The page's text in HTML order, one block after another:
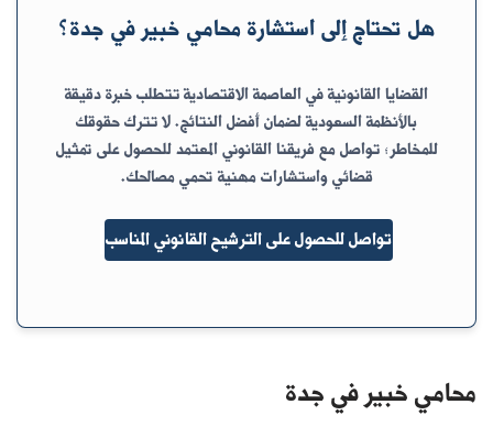
هل تحتاج إلى استشارة محامي خبير في جدة؟
القضايا القانونية في العاصمة الاقتصادية تتطلب خبرة دقيقة
بالأنظمة السعودية لضمان أفضل النتائج. لا تترك حقوقك
للمخاطر؛ تواصل مع فريقنا القانوني المعتمد للحصول على تمثيل
قضائي واستشارات مهنية تحمي مصالحك.
تواصل للحصول على الترشيح القانوني المناسب
محامي خبير في جدة